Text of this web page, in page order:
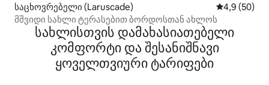
საცხოვრებელი (Laruscade) საშუალო
4,9 (50)
მშვიდი სახლი ტერასებით ბორდოსთან ახლოს
სახლისთვის დამახასიათებელი
კომფორტი და შესანიშნავი
ყოველთვიური ტარიფები